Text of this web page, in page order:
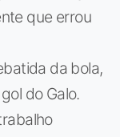
que errou
da bola,
do Galo.